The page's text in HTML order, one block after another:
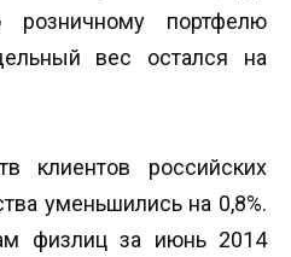
розничному портфелю
вес остался на
клиентов российских
уменьшились на 0,8%.
физлиц за июнь 2014